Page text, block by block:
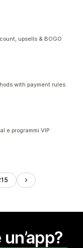
upsells & BOGO
with payment rules
e programmi VIP